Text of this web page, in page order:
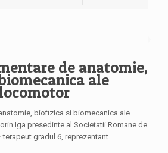
de anatomie,
ale
biofizica si biomecanica ale
Iga presedinte al Societatii Romane de
gradul 6, reprezentant